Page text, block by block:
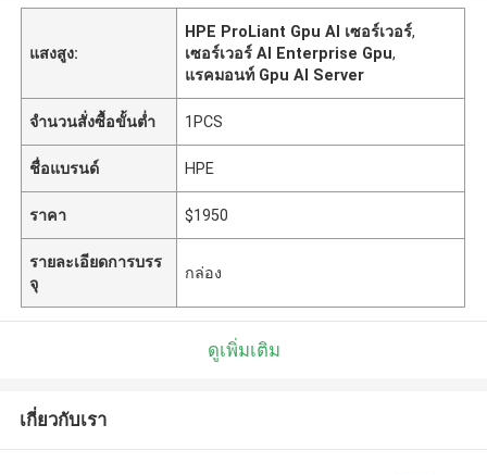
แสงสูง:
HPE ProLiant Gpu AI เซอร์เวอร์,
เซอร์เวอร์ AI Enterprise Gpu,
แรคมอนท์ Gpu AI Server
จำนวนสั่งซื้อขั้นต่ำ 1PCS
ชื่อแบรนด์ HPE
ราคา $1950
รายละเอียดการบรร
จุ
กล่อง
ดูเพิ่มเติม
เกี่ยวกับเรา